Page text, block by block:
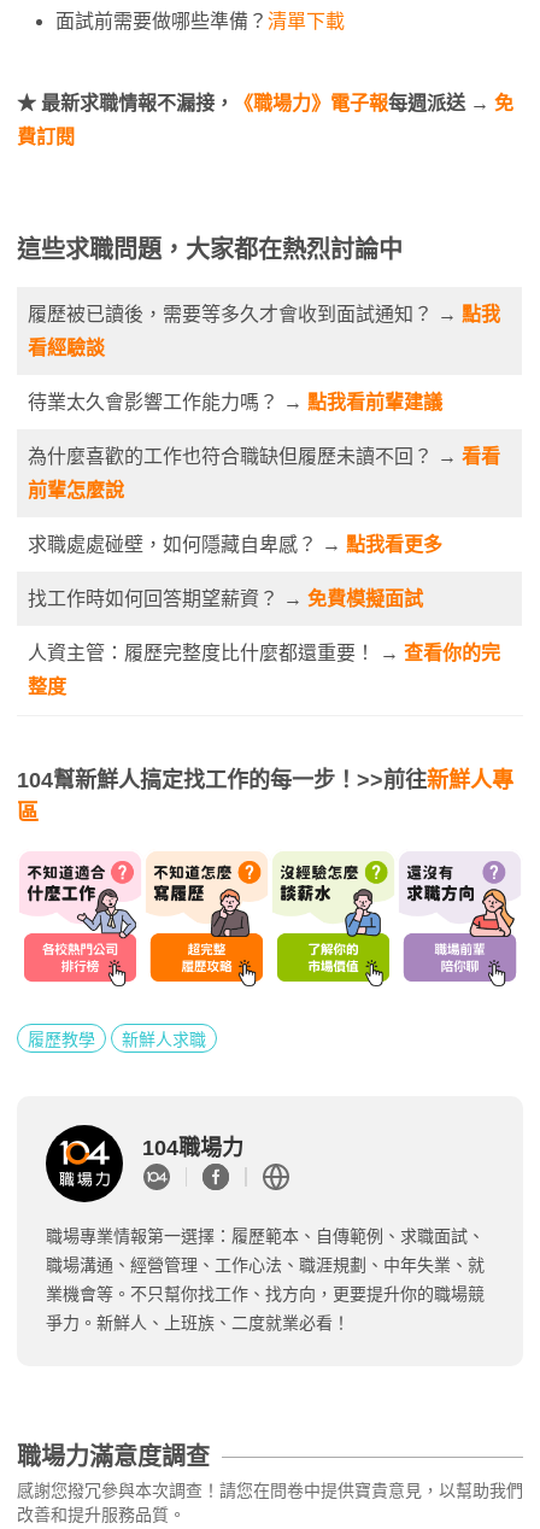
面試前需要做哪些準備？ 清單下載
★ 最新求職情報不漏接， 《職場力》電子報每週派送 → 免
費訂閱
這些求職問題，大家都在熱烈討論中
履歷被已讀後，需要等多久才會收到面試通知？ → 點我
看經驗談
待業太久會影響工作能力嗎？ → 點我看前輩建議
為什麼喜歡的工作也符合職缺但履歷未讀不回？ → 看看
前輩怎麼說
求職處處碰壁，如何隱藏自卑感？ → 點我看更多
找工作時如何回答期望薪資？ → 免費模擬面試
人資主管：履歷完整度比什麼都還重要！ → 查看你的完
整度
104幫新鮮人搞定找工作的每一步！ >>前往新鮮人專
區
履歷教學 新鮮人求職
104職場力
職場專業情報第一選擇：履歷範本、自傳範例、求職面試、
職場溝通、經營管理、工作心法、職涯規劃、中年失業、就
業機會等。不只幫你找工作、找方向，更要提升你的職場競
爭力。新鮮人、上班族、二度就業必看！
職場力滿意度調查
感謝您撥冗參與本次調查！請您在問卷中提供寶貴意見，以幫助我們
改善和提升服務品質。